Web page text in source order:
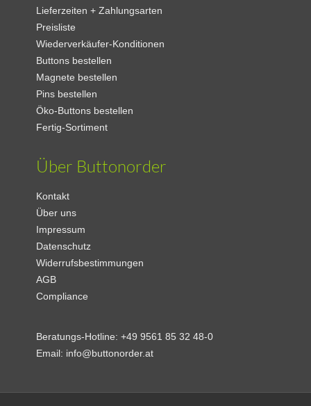
Lieferzeiten + Zahlungsarten
Preisliste
Wiederverkäufer-Konditionen
Buttons bestellen
Magnete bestellen
Pins bestellen
Öko-Buttons bestellen
Fertig-Sortiment
Über Buttonorder
Kontakt
Über uns
Impressum
Datenschutz
Widerrufsbestimmungen
AGB
Compliance
Beratungs-Hotline:+49 9561 85 32 48-0
Email: info@buttonorder.at